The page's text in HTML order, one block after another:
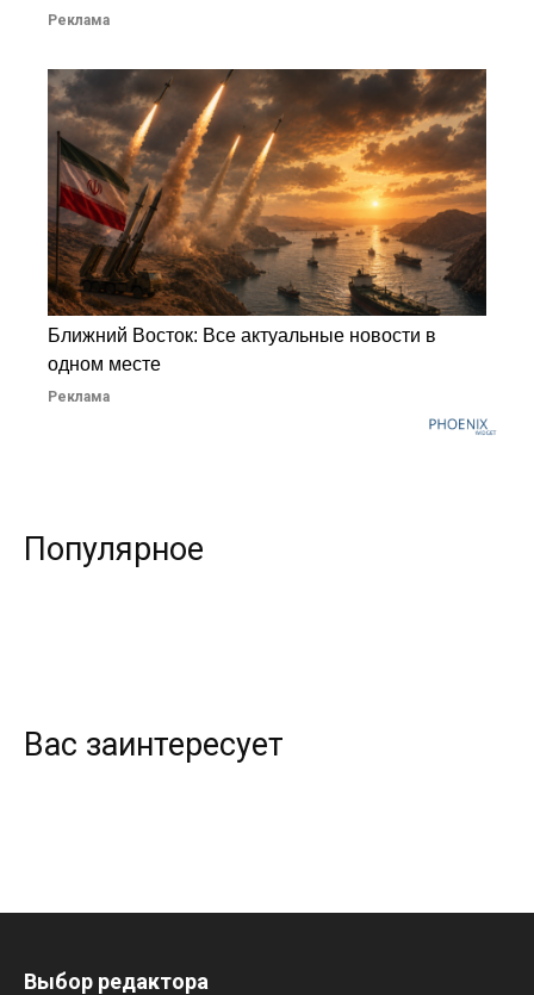
Реклама
Ближний Восток: Все актуальные новости в
одном месте
Реклама
Популярное
Вас заинтересует
Выбор редактора